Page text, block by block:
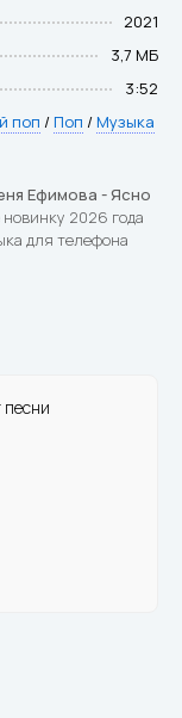
2021
3,7 МБ
3:52
поп / Поп / Музыка
Ефимова - Ясно
2026 года
для телефона
песни